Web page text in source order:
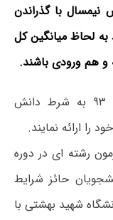
با گذراندن
لحاظ میانگین کل
و هم ورودی باشند.
دانش آموختگان ورودی بهمن ۹۳ به شرط دانش
رشته ای در دوره
حائز شرایط
شهید بهشتی با